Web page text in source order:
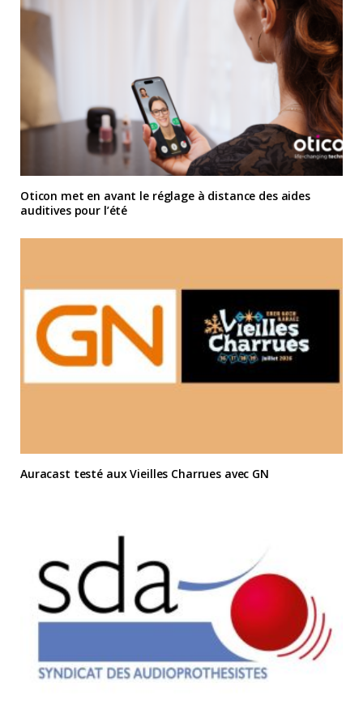
Oticon met en avant le réglage à distance des aides
auditives pour l’été
Auracast testé aux Vieilles Charrues avec GN